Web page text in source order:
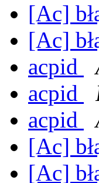
[Ac]
[Ac]
acpid
acpid
acpid
[Ac]
[Ac]